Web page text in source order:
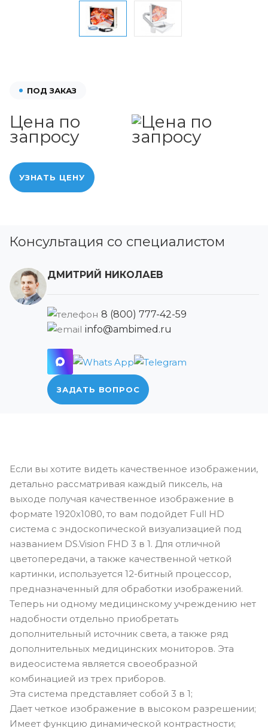
ПОД ЗАКАЗ
Цена по
запросу
УЗНАТЬ ЦЕНУ
Консультация со специалистом
ДМИТРИЙ НИКОЛАЕВ
8 (800) 777-42-59
info@ambimed.ru
ЗАДАТЬ ВОПРОС
Если вы хотите видеть качественное изображении,
детально рассматривая каждый пиксель, на
выходе получая качественное изображение в
формате 1920х1080, то вам подойдет Full HD
система с эндоскопической визуализацией под
названием DS.Vision FHD 3 в 1. Для отличной
цветопередачи, а также качественной четкой
картинки, используется 12-битный процессор,
предназначенный для обработки изображений.
Теперь ни одному медицинскому учреждению нет
надобности отдельно приобретать
дополнительный источник света, а также ряд
дополнительных медицинских мониторов. Эта
видеосистема является своеобразной
комбинацией из трех приборов.
Эта система представляет собой 3 в 1;
Дает четкое изображение в высоком разрешении;
Имеет функцию динамической контрастности;